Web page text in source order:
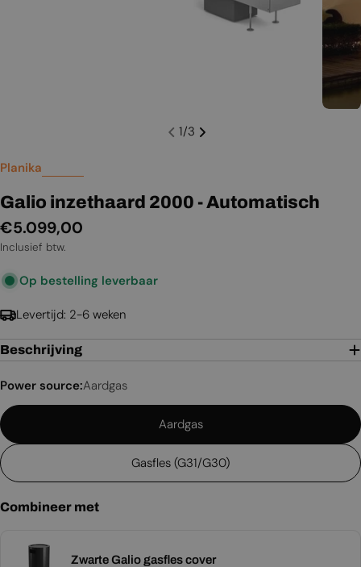
1/3
Planika
Galio inzethaard 2000 - Automatisch
Normale
prijs
€5.099,00
Inclusief btw.
Op bestelling leverbaar
Levertijd: 2-6 weken
Beschrijving
Power source:Aardgas
Aardgas
Gasfles (G31/G30)
Combineer met
Zwarte Galio gasfles cover